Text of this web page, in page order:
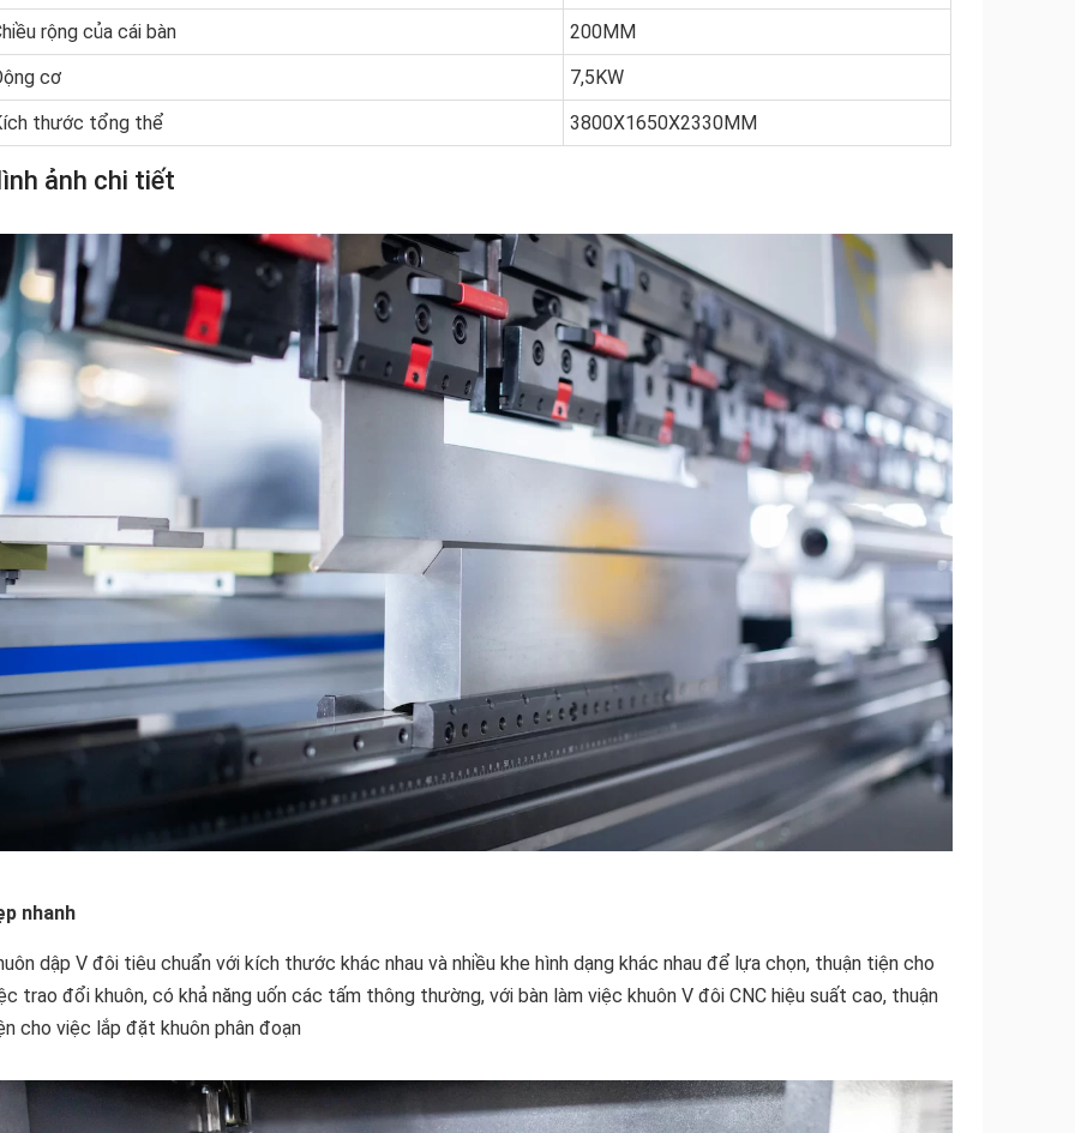
rộng của cái bàn
200MM
cơ
7,5KW
thước tổng thể
3800X1650X2330MM
ảnh chi tiết
nhanh
dập V đôi tiêu chuẩn với kích thước khác nhau và nhiều khe hình dạng khác nhau để lựa chọn, thuận tiện cho
trao đổi khuôn, có khả năng uốn các tấm thông thường, với bàn làm việc khuôn V đôi CNC hiệu suất cao, thuận
cho việc lắp đặt khuôn phân đoạn